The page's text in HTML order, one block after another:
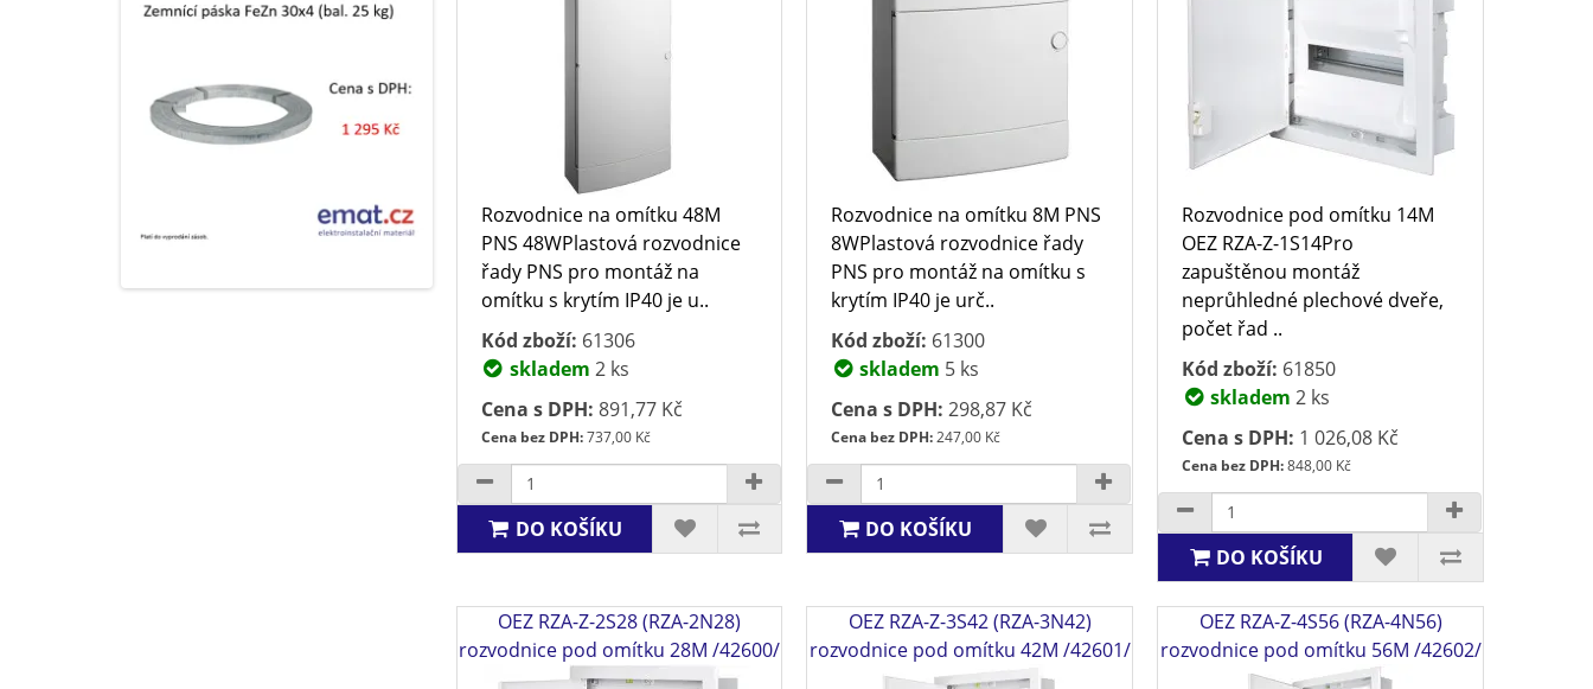
Rozvodnice na omítku 48M
PNS 48WPlastová rozvodnice
řady PNS pro montáž na
omítku s krytím IP40 je u..
Kód zboží: 61306
skladem 2 ks
Cena s DPH: 891,77 Kč
Cena bez DPH:737,00 Kč
DO KOŠÍKU
Rozvodnice na omítku 8M PNS
8WPlastová rozvodnice řady
PNS pro montáž na omítku s
krytím IP40 je urč..
Kód zboží: 61300
skladem 5 ks
Cena s DPH: 298,87 Kč
Cena bez DPH:247,00 Kč
DO KOŠÍKU
Rozvodnice pod omítku 14M
OEZ RZA-Z-1S14Pro
zapuštěnou montáž
neprůhledné plechové dveře,
počet řad ..
Kód zboží: 61850
skladem 2 ks
Cena s DPH: 1 026,08 Kč
Cena bez DPH:848,00 Kč
DO KOŠÍKU
OEZ RZA-Z-2S28 (RZA-2N28)
rozvodnice pod omítku 28M /42600/
OEZ RZA-Z-3S42 (RZA-3N42)
rozvodnice pod omítku 42M /42601/
OEZ RZA-Z-4S56 (RZA-4N56)
rozvodnice pod omítku 56M /42602/